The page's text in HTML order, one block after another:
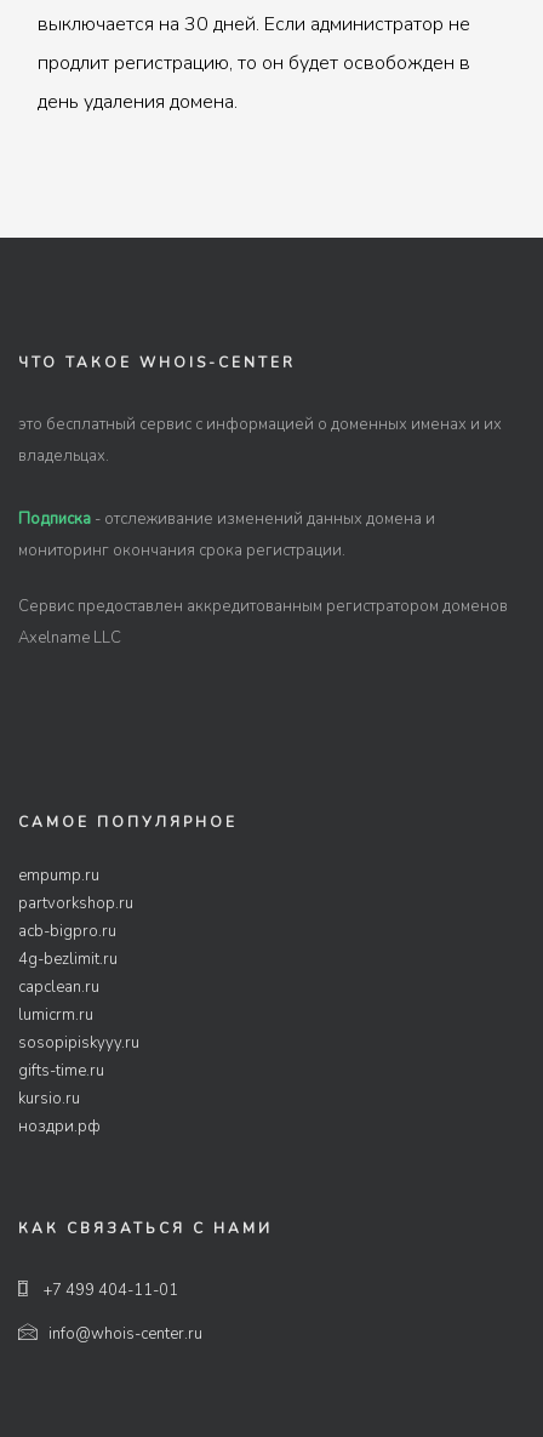
выключается на 30 дней. Если администратор не
продлит регистрацию, то он будет освобожден в
день удаления домена.
ЧТО ТАКОЕ WHOIS-CENTER
это бесплатный сервис с информацией о доменных именах и их
владельцах.
Подписка - отслеживание изменений данных домена и
мониторинг окончания срока регистрации.
Сервис предоставлен аккредитованным регистратором доменов
Axelname LLC
САМОЕ ПОПУЛЯРНОЕ
empump.ru
partvorkshop.ru
acb-bigpro.ru
4g-bezlimit.ru
capclean.ru
lumicrm.ru
sosopipiskyyy.ru
gifts-time.ru
kursio.ru
ноздри.рф
КАК СВЯЗАТЬСЯ С НАМИ
+7 499 404-11-01
info@whois-center.ru